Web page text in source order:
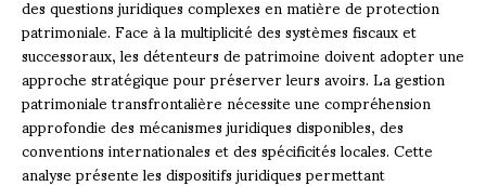
patrimoniale. Face à la multiplicité des systèmes fiscaux et
successoraux, les détenteurs de patrimoine doivent adopter une
approche stratégique pour préserver leurs avoirs. La gestion
patrimoniale transfrontalière nécessite une compréhension
approfondie des mécanismes juridiques disponibles, des
conventions internationales et des spécificités locales. Cette
analyse présente les dispositifs juridiques permettant